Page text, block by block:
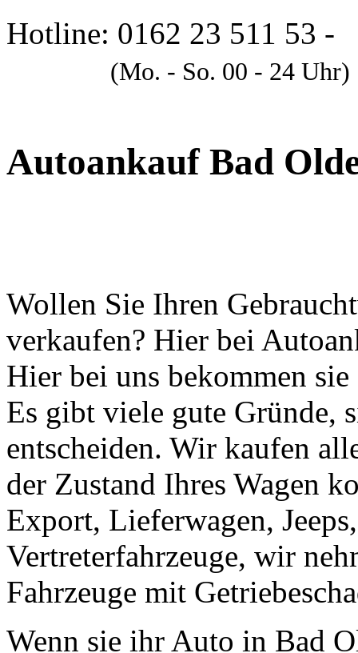
Hotline: 0162 23 511 53 -
(Mo. - So. 00 - 24 Uhr)
Autoankauf Bad
Wollen Sie Ihren
verkaufen? Hier bei
Hier bei uns bekommen
Es gibt viele gute Gründe,
entscheiden. Wir kaufen
der Zustand Ihres Wagen
Export, Lieferwagen,
Vertreterfahrzeuge, wir
Fahrzeuge mit
Wenn sie ihr Auto in Bad